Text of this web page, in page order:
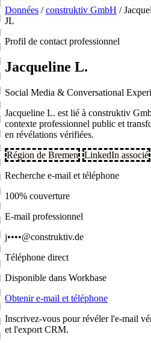
Données / construktiv GmbH /
JL
Profil de contact professionnel
Jacqueline L.
Social Media & Conversational
Jacqueline L. est lié à construktiv
contexte professionnel public et
en révélations vérifiées.
Région de Bremen
LinkedIn associé
Recherche e-mail et téléphone
100% couverture
E-mail professionnel
j••••@construktiv.de
Téléphone direct
Disponible dans Workbase
Obtenir e-mail et téléphone
Inscrivez-vous pour révéler l'e-mail
et l'export CRM.